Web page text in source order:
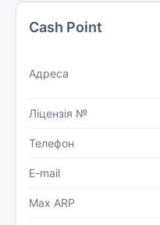
Cash Point
Адреса
Ліцензія №
Телефон
E-mail
Max ARP